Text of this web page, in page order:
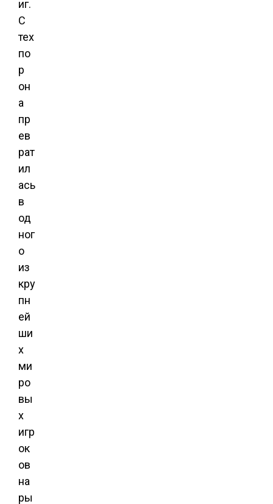
иг.
С
тех
по
р
он
а
пр
ев
рат
ил
ась
в
од
ног
о
из
кру
пн
ей
ши
х
ми
ро
вы
х
игр
ок
ов
на
ры